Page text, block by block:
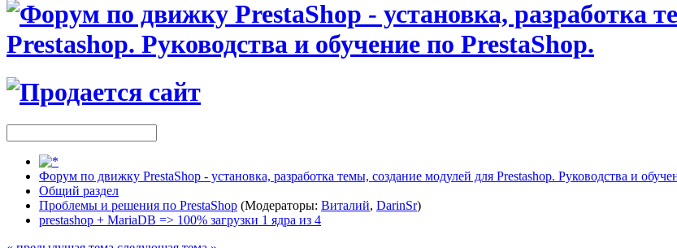
Форум по движку PrestaShop - установка, разработка темы, создание модулей для Prestashop. Руководства и
Общий раздел
Проблемы и решения по PrestaShop (Модераторы: Виталий, DarinSr)
prestashop + MariaDB => 100% загрузки 1 ядра из 4